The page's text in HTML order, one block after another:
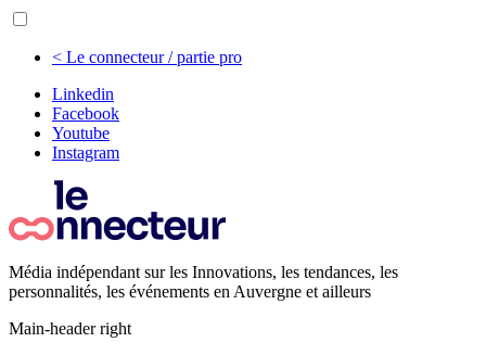
< Le connecteur / partie pro
Linkedin
Facebook
Youtube
Instagram
Média indépendant sur les Innovations, les tendances, les
personnalités, les événements en Auvergne et ailleurs
Main-header right